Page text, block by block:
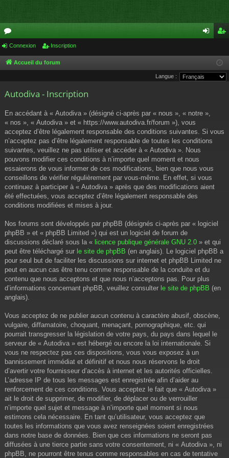
or
u
s
cri
pti
Connexion Inscription
Accueil du forum
Langue :
Autodiva - Inscription
En accédant à « Autodiva » (désigné ci-après par « nous », « notre »,
« nos », « Autodiva » et « https://www.autodiva.fr/forum »), vous
acceptez d’être légalement responsable des conditions suivantes. Si vous
n’acceptez pas d’être légalement responsable de toutes les conditions
suivantes, veuillez ne pas utiliser et accéder à « Autodiva ». Nous
pouvons modifier ces conditions à n’importe quel moment et nous
essaierons de vous informer de ces modifications, bien que nous vous
conseillons de vérifier régulièrement par vous-même. En effet, si vous
continuez à participer à « Autodiva » après que des modifications aient
été effectuées, vous acceptez d’être légalement responsable des
conditions modifiées et mises à jour.
Nos forums sont développés par phpBB (désignés ci-après par « logiciel
phpBB » et « phpBB Limited ») qui est un logiciel de forum de
discussions déclaré sous la « licence publique générale GNU 2.0 » et qui
peut être téléchargé sur le site de phpBB (en anglais). Le logiciel phpBB a
pour seul but de faciliter les discussions sur internet et phpBB Limited ne
peut en aucun cas être tenu comme responsable de la conduite et du
contenu que nous acceptons et que nous n’acceptons pas. Pour plus
d’informations concernant phpBB, veuillez consulter le site de phpBB (en
anglais).
Vous acceptez de ne publier aucun contenu à caractère abusif, obscène,
vulgaire, diffamatoire, choquant, menaçant, pornographique, etc. qui
pourrait transgresser la législation de votre pays, du pays dans lequel le
serveur de « Autodiva » est hébergé ou encore la loi internationale. Si
vous ne respectez pas ces dispositions, vous vous exposez à un
bannissement immédiat et définitif et nous nous réservons le droit
d’avertir votre fournisseur d’accès à internet et les autorités officielles.
L’adresse IP de tous les messages est enregistrée afin d’aider au
renforcement de ces conditions. Vous acceptez le fait que « Autodiva »
ait le droit de supprimer, de modifier, de déplacer ou de verrouiller
n’importe quel sujet et message à n’importe quel moment si nous
estimons cela nécessaire. En tant qu’utilisateur, vous acceptez que
toutes les informations que vous avez renseignées soient enregistrées
dans notre base de données. Bien que ces informations ne seront pas
diffusées à une tierce partie sans votre consentement, ni « Autodiva », ni
phpBB, ne pourront être tenus comme responsables en cas de tentative